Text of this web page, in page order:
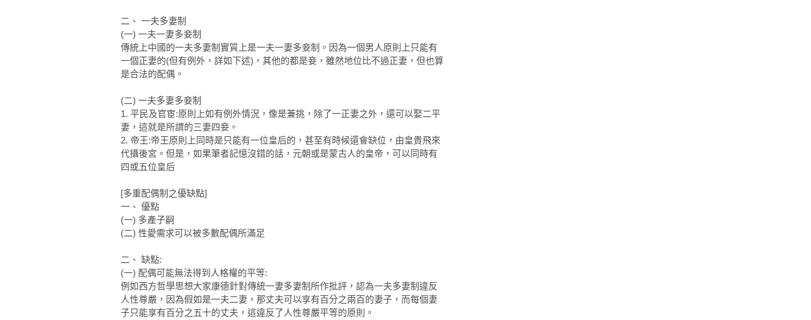
二、 一夫多妻制
(一) 一夫一妻多妾制
傳統上中國的一夫多妻制實質上是一夫一妻多妾制。因為一個男人原則上只能有
一個正妻的(但有例外，詳如下述)，其他的都是妾，雖然地位比不過正妻，但也算
是合法的配偶。
(二) 一夫多妻多妾制
1. 平民及官宦:原則上如有例外情況，像是兼挑，除了一正妻之外，還可以娶二平
妻，這就是所謂的三妻四妾。
2. 帝王:帝王原則上同時是只能有一位皇后的，甚至有時候還會缺位，由皇貴飛來
代攝後宮。但是，如果筆者記憶沒錯的話，元朝或是蒙古人的皇帝，可以同時有
四或五位皇后
[多重配偶制之優缺點]
一、 優點
(一) 多產子嗣
(二) 性愛需求可以被多數配偶所滿足
二、 缺點:
(一) 配偶可能無法得到人格權的平等:
例如西方哲學思想大家康德針對傳統一妻多妻制所作批評，認為一夫多妻制違反
人性尊嚴，因為假如是一夫二妻，那丈夫可以享有百分之兩百的妻子，而每個妻
子只能享有百分之五十的丈夫，這違反了人性尊嚴平等的原則。